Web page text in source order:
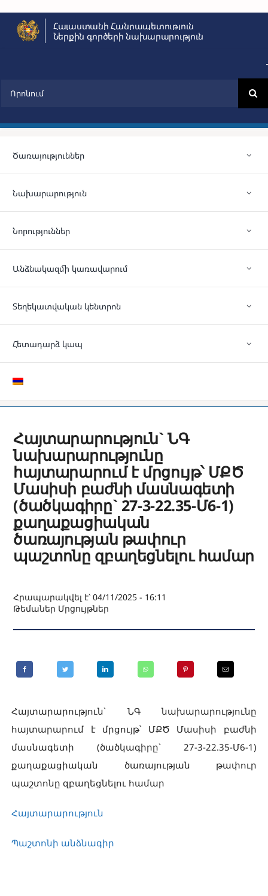
content
Հայաստանի Հանրապետություն
Ներքին գործերի նախարարություն
Ծառայություններ
Նախարարություն
Նորություններ
Անձնակազմի կառավարում
Տեղեկատվական կենտրոն
Հետադարձ կապ
Հայտարարություն` ՆԳ
նախարարությունը
հայտարարում է մրցույթ՝ ՄՔԾ
Մասիսի բաժնի մասնագետի
(ծածկագիրը` 27-3-22.35-Մ6-1)
քաղաքացիական
ծառայության թափուր
պաշտոնը զբաղեցնելու համար
Հրապարակվել է՝ 04/11/2025 - 16:11
Թեմաներ Մրցույթներ
Հայտարարություն` ՆԳ նախարարությունը
հայտարարում է մրցույթ՝ ՄՔԾ Մասիսի բաժնի
մասնագետի (ծածկագիրը` 27-3-22.35-Մ6-1)
քաղաքացիական ծառայության թափուր
պաշտոնը զբաղեցնելու համար
Հայտարարություն
Պաշտոնի անձնագիր